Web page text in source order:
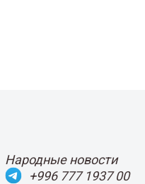
Народные новости
+996 777 1937 00